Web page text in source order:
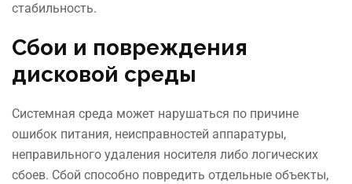
стабильность.
Сбои и повреждения
дисковой среды
Системная среда может нарушаться по причине
ошибок питания, неисправностей аппаратуры,
неправильного удаления носителя либо логических
сбоев. Сбой способно повредить отдельные объекты,